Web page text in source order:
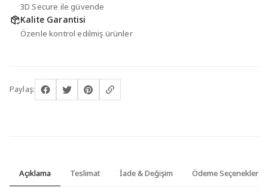
3D Secure ile güvende
Kalite Garantisi
Özenle kontrol edilmiş ürünler
Paylaş:
Açıklama Teslimat İade & Değişim Ödeme Seçenekleri